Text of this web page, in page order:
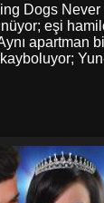
Dogs
eşi